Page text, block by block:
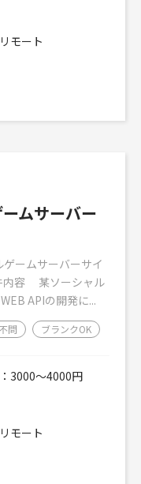
モート
ムサーバー
ームサーバーサイ
容 某ソーシャル
APIの開発に...
問 ブランクOK
3000～4000円
モート